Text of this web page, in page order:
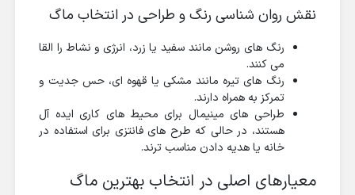
نقش روان شناسی رنگ و طراحی در انتخاب ماگ
رنگ های روشن مانند سفید یا زرد، انرژی و نشاط را القا
می کنند.
رنگ های تیره مانند مشکی یا قهوه ای، حس جدیت و
تمرکز به همراه دارند.
طراحی های مینیمال برای محیط های کاری ایده آل
هستند، در حالی که طرح های فانتزی برای استفاده در
خانه یا هدیه دادن مناسب ترند.
معیارهای اصلی در انتخاب بهترین ماگ